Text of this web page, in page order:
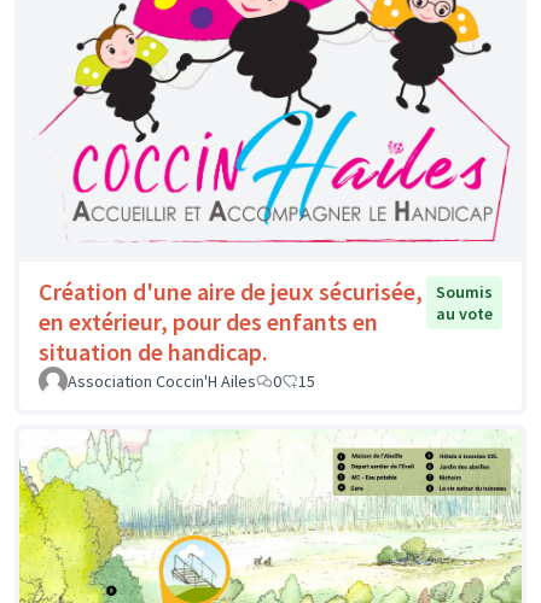
Création d'une aire de jeux sécurisée,
en extérieur, pour des enfants en
situation de handicap.
Soumis
au vote
Association Coccin'H Ailes 0 15